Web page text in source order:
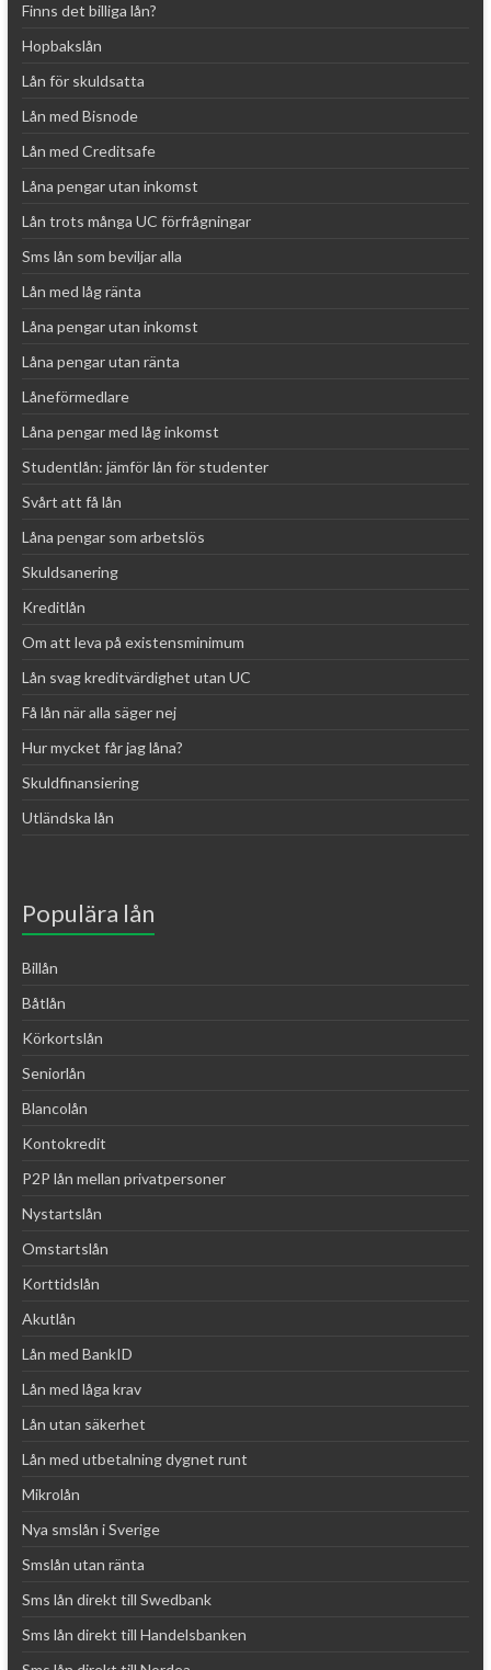
Finns det billiga lån?
Hopbakslån
Lån för skuldsatta
Lån med Bisnode
Lån med Creditsafe
Låna pengar utan inkomst
Lån trots många UC förfrågningar
Sms lån som beviljar alla
Lån med låg ränta
Låna pengar utan inkomst
Låna pengar utan ränta
Låneförmedlare
Låna pengar med låg inkomst
Studentlån: jämför lån för studenter
Svårt att få lån
Låna pengar som arbetslös
Skuldsanering
Kreditlån
Om att leva på existensminimum
Lån svag kreditvärdighet utan UC
Få lån när alla säger nej
Hur mycket får jag låna?
Skuldfinansiering
Utländska lån
Populära lån
Billån
Båtlån
Körkortslån
Seniorlån
Blancolån
Kontokredit
P2P lån mellan privatpersoner
Nystartslån
Omstartslån
Korttidslån
Akutlån
Lån med BankID
Lån med låga krav
Lån utan säkerhet
Lån med utbetalning dygnet runt
Mikrolån
Nya smslån i Sverige
Smslån utan ränta
Sms lån direkt till Swedbank
Sms lån direkt till Handelsbanken